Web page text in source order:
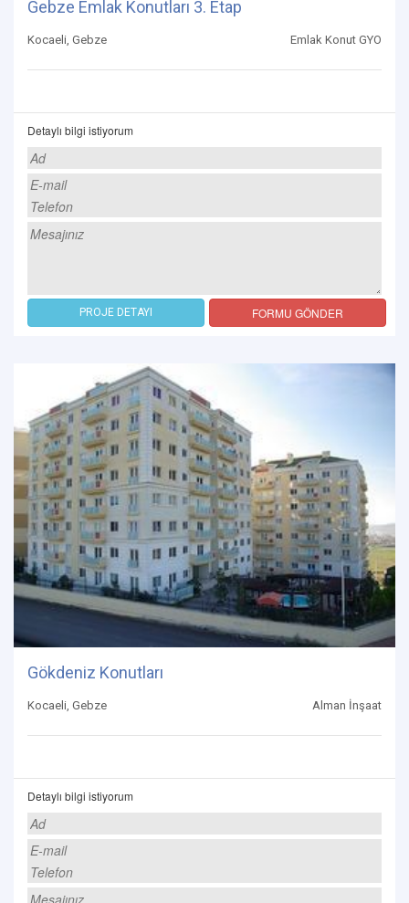
Gebze Emlak Konutları 3. Etap
Kocaeli, Gebze Emlak Konut GYO
Detaylı bilgi istiyorum
PROJE DETAYI FORMU GÖNDER
Gökdeniz Konutları
Kocaeli, Gebze Alman İnşaat
Detaylı bilgi istiyorum